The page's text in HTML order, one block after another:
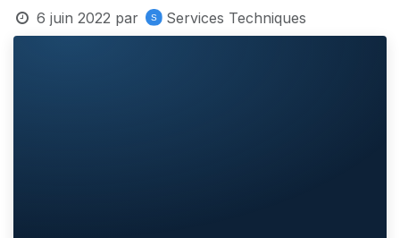
6 juin 2022 par Services Techniques